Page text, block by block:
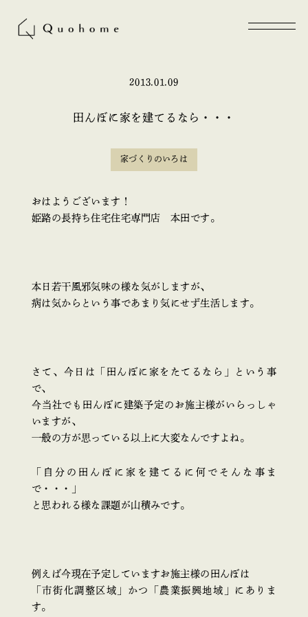
2013.01.09
田んぼに家を建てるなら・・・
家づくりのいろは
おはようございます！
姫路の長持ち住宅住宅専門店 本田です。
本日若干風邪気味の様な気がしますが、
病は気からという事であまり気にせず生活します。
さて、今日は「田んぼに家をたてるなら」という事
で、
今当社でも田んぼに建築予定のお施主様がいらっしゃ
いますが、
一般の方が思っている以上に大変なんですよね。
「自分の田んぼに家を建てるに何でそんな事ま
で・・・」
と思われる様な課題が山積みです。
例えば今現在予定していますお施主様の田んぼは
「市街化調整区域」かつ「農業振興地域」にありま
す。